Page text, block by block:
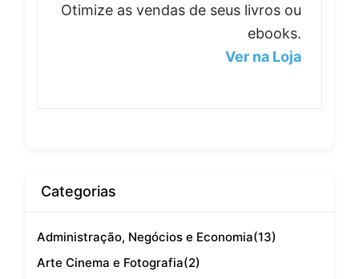
Otimize as vendas de seus livros ou
ebooks.
Ver na Loja
Categorias
Administração, Negócios e Economia(13)
Arte Cinema e Fotografia(2)